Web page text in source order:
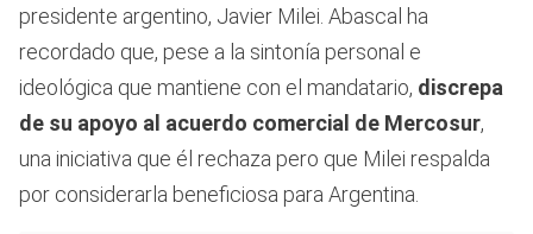
presidente argentino, Javier Milei. Abascal ha
recordado que, pese a la sintonía personal e
ideológica que mantiene con el mandatario, discrepa
de su apoyo al acuerdo comercial de Mercosur,
una iniciativa que él rechaza pero que Milei respalda
por considerarla beneficiosa para Argentina.